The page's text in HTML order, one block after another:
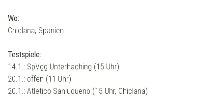
Wo:
Chiclana, Spanien
Testspiele:
14.1.: SpVgg Unterhaching (15 Uhr)
20.1.: offen (11 Uhr)
20.1.: Atletico Sanluqueno (15 Uhr, Chiclana)